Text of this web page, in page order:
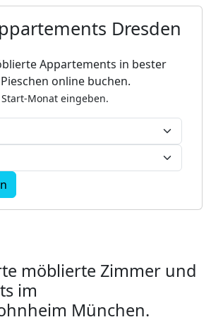
Dresden
Appartements in bester
online buchen.
Monat eingeben.
möblierte Zimmer und
im
München.